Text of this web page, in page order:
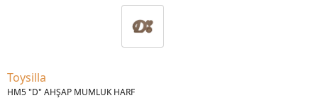
Toysilla
HM5 "D" AHŞAP MUMLUK HARF